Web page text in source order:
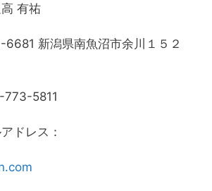
有祐
新潟県南魚沼市余川１５２
773-5811
ドレス：